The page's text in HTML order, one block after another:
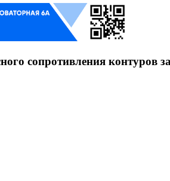
сопротивления контуров